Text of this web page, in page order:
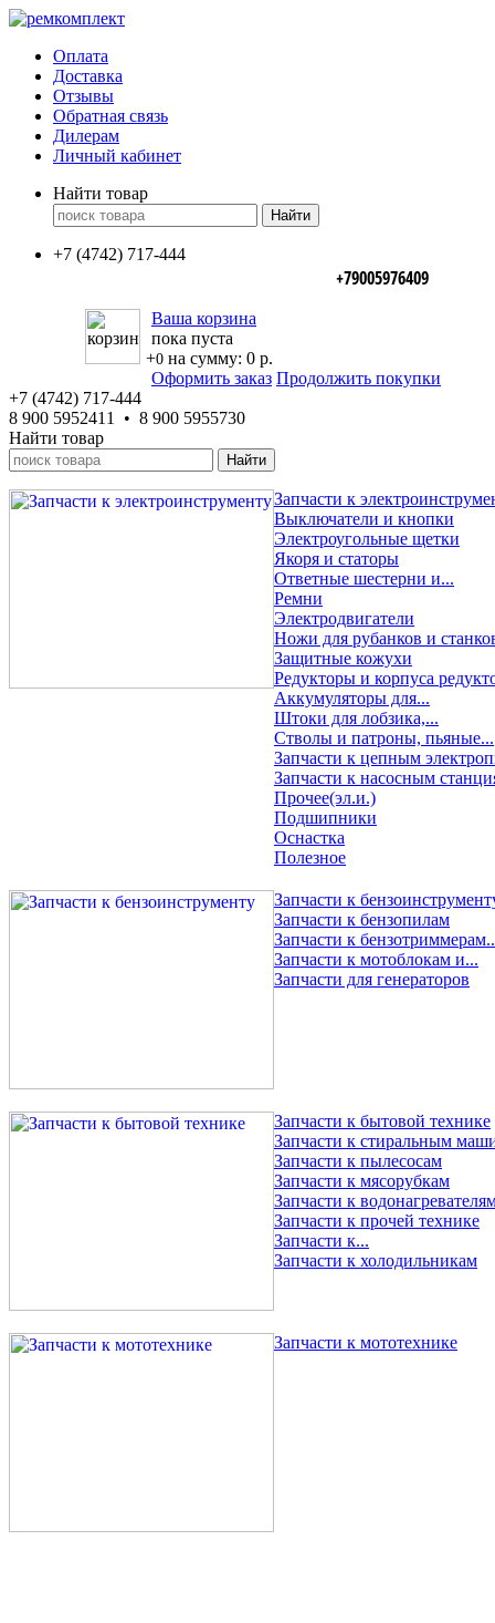
Оплата
Доставка
Отзывы
Обратная связь
Дилерам
Личный кабинет
Найти товар
+7 (4742) 717-444
+79005976409
Ваша корзина
пока пуста
+0 на сумму: 0 р.
Оформить заказ Продолжить покупки
+7 (4742) 717-444
8 900 5952411 • 8 900 5955730
Найти товар
Запчасти к
Выключатели и кнопки
Электроугольные щетки
Якоря и статоры
Ответные шестерни и...
Ремни
Электродвигатели
Ножи для рубанков и
Защитные кожухи
Редукторы и корпуса
Аккумуляторы для...
Штоки для лобзика,...
Стволы и патроны, пьяные...
Запчасти к цепным
Запчасти к насосным
Прочее(эл.и.)
Подшипники
Оснастка
Полезное
Запчасти к
Запчасти к бензопилам
Запчасти к
Запчасти к мотоблокам и...
Запчасти для генераторов
Запчасти к бытовой технике
Запчасти к стиральным
Запчасти к пылесосам
Запчасти к мясорубкам
Запчасти к
Запчасти к прочей технике
Запчасти к...
Запчасти к холодильникам
Запчасти к мототехнике